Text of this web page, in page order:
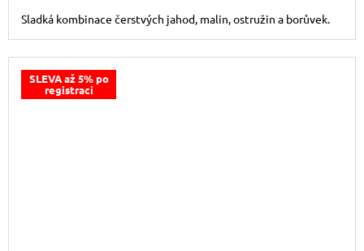
Sladká kombinace čerstvých jahod, malin, ostružin a borůvek.
SLEVA až 5% po
registraci